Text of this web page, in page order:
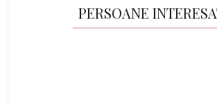
PERSOANE